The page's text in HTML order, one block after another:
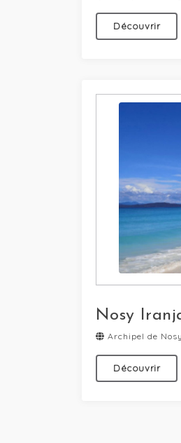
Découvrir
Nosy
Archipel de
Découvrir